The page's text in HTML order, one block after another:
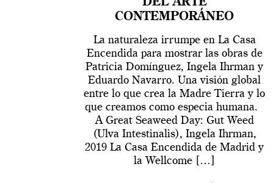
CONTEMPORÁNEO
La naturaleza irrumpe en La Casa
Encendida para mostrar las obras de
Patricia Domínguez, Ingela Ihrman y
Eduardo Navarro. Una visión global
entre lo que crea la Madre Tierra y lo
que creamos como especia humana.
A Great Seaweed Day: Gut Weed
(Ulva Intestinalis), Ingela Ihrman,
2019 La Casa Encendida de Madrid y
la Wellcome […]